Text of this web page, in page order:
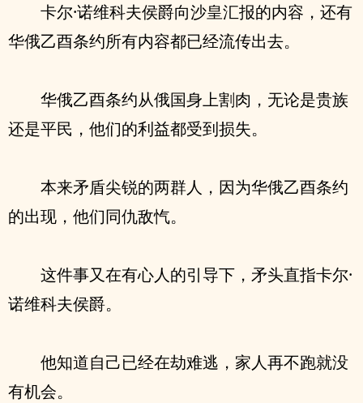
卡尔·诺维科夫侯爵向沙皇汇报的内容，还有
华俄乙酉条约所有内容都已经流传出去。
华俄乙酉条约从俄国身上割肉，无论是贵族
还是平民，他们的利益都受到损失。
本来矛盾尖锐的两群人，因为华俄乙酉条约
的出现，他们同仇敌忾。
这件事又在有心人的引导下，矛头直指卡尔·
诺维科夫侯爵。
他知道自己已经在劫难逃，家人再不跑就没
有机会。